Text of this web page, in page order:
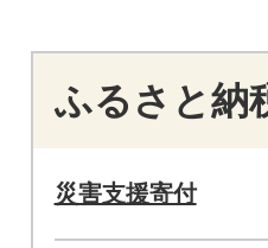
ふるさと納
災害支援寄付